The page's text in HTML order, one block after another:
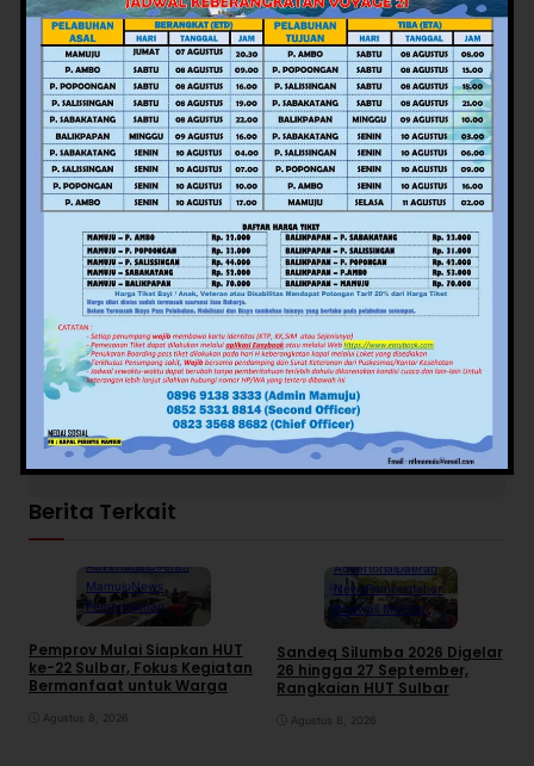
Sumber: Humas KemenkumHAM Sulbar
Editor: Judistira
Views: 51
Facebook Twitter Pinterest Mail WhatsApp
Potret Rakyat Com
Berita Terkait
AdvertorialDaerah
MamujuNews
Pemerintahan
Pemprov Mulai Siapkan HUT
ke-22 Sulbar, Fokus Kegiatan
Bermanfaat untuk Warga
Agustus 8, 2026
AdvertorialDaerah
NewsPemerintahan
Polewali Mandar
Sandeq Silumba 2026 Digelar
26 hingga 27 September,
Rangkaian HUT Sulbar
Agustus 8, 2026